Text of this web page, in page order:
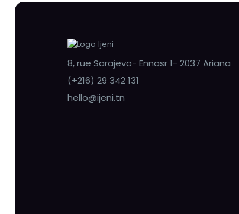
8, rue Sarajevo- Ennasr 1- 2037 Ariana
(+216) 29 342 131
hello@ijeni.tn